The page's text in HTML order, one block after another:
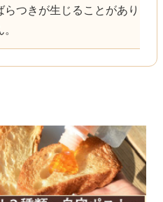
らつきが生じることがありま
。